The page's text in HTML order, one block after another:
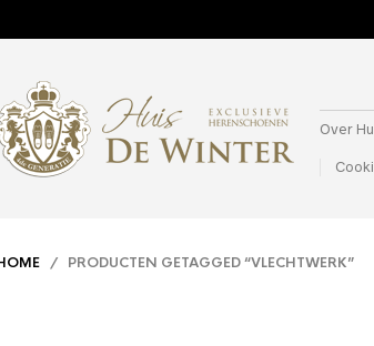
Over
/ PRODUCTEN GETAGGED “VLECHTWERK”